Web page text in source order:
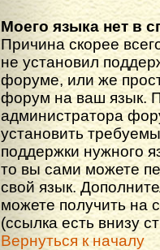
Моего языка нет в
Причина скорее
не установил
форуме, или же
форум на ваш язык.
администратора
установить
поддержки нужного
то вы сами можете
свой язык.
можете получить на
(ссылка есть внизу
Вернуться к началу